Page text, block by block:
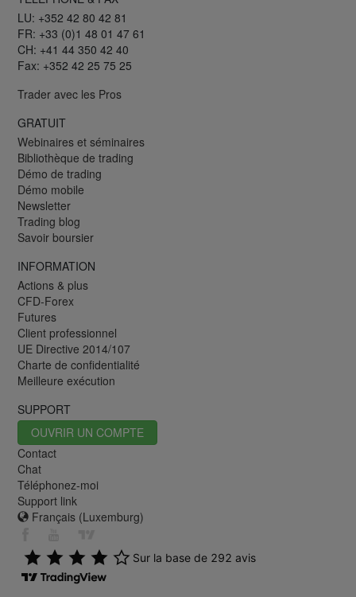
LU: +352 42 80 42 81
FR: +33 (0)1 48 01 47 61
CH: +41 44 350 42 40
Fax: +352 42 25 75 25
Trader avec les Pros
GRATUIT
Webinaires et séminaires
Bibliothèque de trading
Démo de trading
Démo mobile
Newsletter
Trading blog
Savoir boursier
INFORMATION
Actions & plus
CFD-Forex
Futures
Client professionnel
UE Directive 2014/107
Charte de confidentialité
Meilleure exécution
SUPPORT
OUVRIR UN COMPTE
Contact
Chat
Téléphonez-moi
Support link
Français (Luxemburg)